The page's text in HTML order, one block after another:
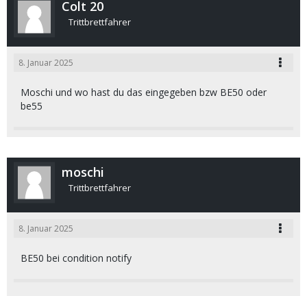
Colt 20
Trittbrettfahrer
8. Januar 2025
Moschi und wo hast du das eingegeben bzw BE50 oder
be55
moschi
Trittbrettfahrer
8. Januar 2025
BE50 bei condition notify